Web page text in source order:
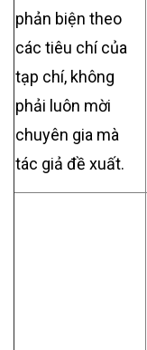
phản biện theo
các tiêu chí của
tạp chí, không
phải luôn mời
chuyên gia mà
tác giả đề xuất.